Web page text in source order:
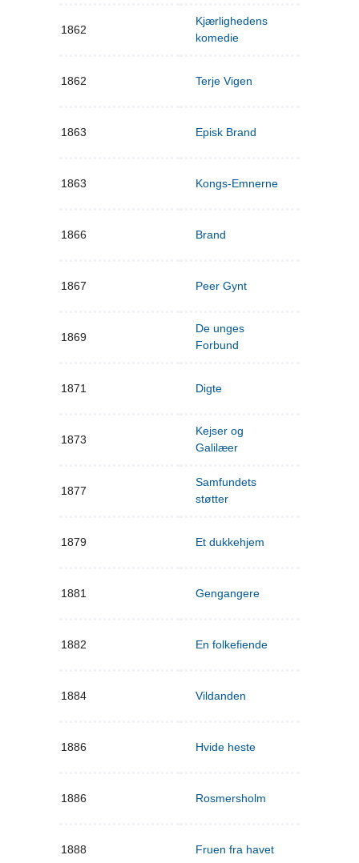
1862
Kjærlighedens
komedie
1862 Terje Vigen
1863 Episk Brand
1863 Kongs-Emnerne
1866 Brand
1867 Peer Gynt
1869
De unges
Forbund
1871 Digte
1873
Kejser og
Galilæer
1877
Samfundets
støtter
1879 Et dukkehjem
1881 Gengangere
1882 En folkefiende
1884 Vildanden
1886 Hvide heste
1886 Rosmersholm
1888 Fruen fra havet